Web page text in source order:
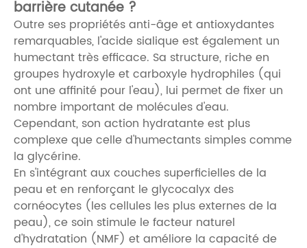
barrière cutanée ?
Outre ses propriétés anti-âge et antioxydantes
remarquables, l'acide sialique est également un
humectant très efficace. Sa structure, riche en
groupes hydroxyle et carboxyle hydrophiles (qui
ont une affinité pour l'eau), lui permet de fixer un
nombre important de molécules d'eau.
Cependant, son action hydratante est plus
complexe que celle d'humectants simples comme
la glycérine.
En s'intégrant aux couches superficielles de la
peau et en renforçant le glycocalyx des
cornéocytes (les cellules les plus externes de la
peau), ce soin stimule le facteur naturel
d'hydratation (NMF) et améliore la capacité de